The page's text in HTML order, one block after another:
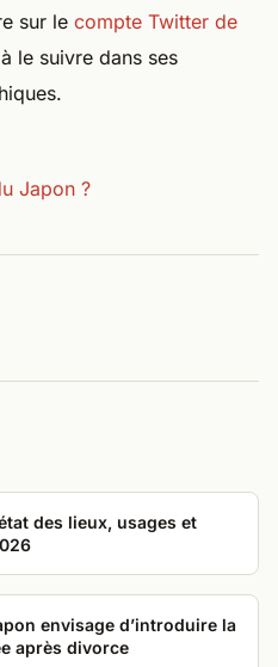
sur le compte Twitter de
le suivre dans ses
Japon ?
des lieux, usages et
envisage d’introduire la
après divorce